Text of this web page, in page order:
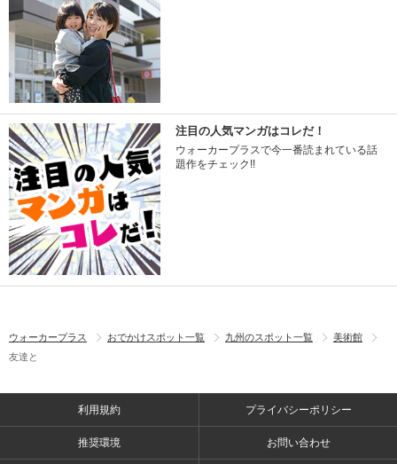
注目の人気マンガはコレだ！
ウォーカープラスで今一番読まれている話
題作をチェック!!
ウォーカープラス おでかけスポット一覧 九州のスポット一覧
美術館
友達と
利用規約 プライバシーポリシー
推奨環境 お問い合わせ